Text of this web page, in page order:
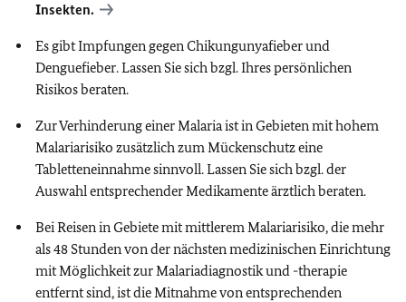
Insekten.
Es gibt Impfungen gegen Chikungunyafieber und
Denguefieber. Lassen Sie sich bzgl. Ihres persönlichen
Risikos beraten.
Zur Verhinderung einer Malaria ist in Gebieten mit hohem
Malariarisiko zusätzlich zum Mückenschutz eine
Tabletteneinnahme sinnvoll. Lassen Sie sich bzgl. der
Auswahl entsprechender Medikamente ärztlich beraten.
Bei Reisen in Gebiete mit mittlerem Malariarisiko, die mehr
als 48 Stunden von der nächsten medizinischen Einrichtung
mit Möglichkeit zur Malariadiagnostik und -therapie
entfernt sind, ist die Mitnahme von entsprechenden